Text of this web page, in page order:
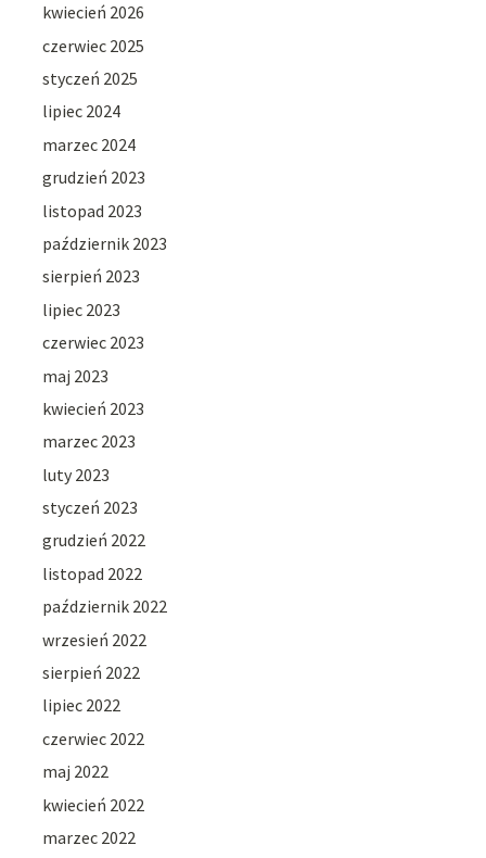
kwiecień 2026
czerwiec 2025
styczeń 2025
lipiec 2024
marzec 2024
grudzień 2023
listopad 2023
październik 2023
sierpień 2023
lipiec 2023
czerwiec 2023
maj 2023
kwiecień 2023
marzec 2023
luty 2023
styczeń 2023
grudzień 2022
listopad 2022
październik 2022
wrzesień 2022
sierpień 2022
lipiec 2022
czerwiec 2022
maj 2022
kwiecień 2022
marzec 2022